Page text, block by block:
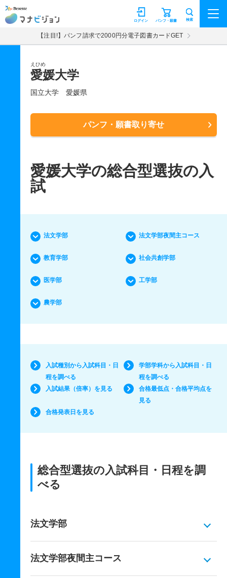
マナビジョン パンフ・願書
ログイン 検索
【注目!】パンフ請求で2000円分電子図書カードGET
えひめ
愛媛大学
国立大学 愛媛県
パンフ・願書取り寄せ
愛媛大学の総合型選抜の入
試
法文学部 法文学部夜間主コース
教育学部 社会共創学部
医学部 工学部
農学部
入試種別から入試科目・日
程を調べる
学部学科から入試科目・日
程を調べる
入試結果（倍率）を見る
合格最低点・合格平均点を
見る
合格発表日を見る
総合型選抜の入試科目・日程を調
べる
法文学部
法文学部夜間主コース